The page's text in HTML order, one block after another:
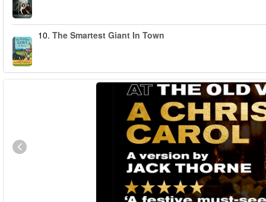
10. The Smartest Giant In Town